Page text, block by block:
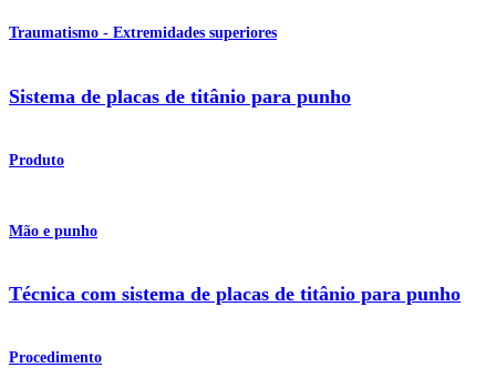
Traumatismo - Extremidades superiores
Sistema de placas de titânio para punho
Produto
Mão e punho
Técnica com sistema de placas de titânio para punho
Procedimento